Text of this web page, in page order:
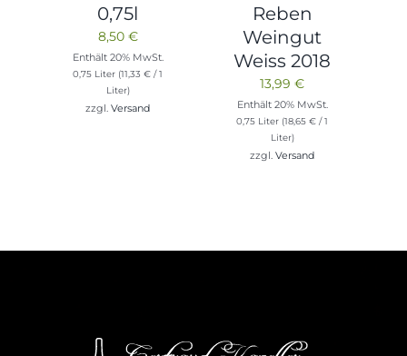
0,75l
8,50 €
Enthält 20% MwSt.
0,75 Liter (11,33€ / 1
Liter)
zzgl.Versand
Reben
Weingut
Weiss 2018
13,99€
Enthält 20% MwSt.
0,75 Liter (18,65€ / 1
Liter)
zzgl.Versand